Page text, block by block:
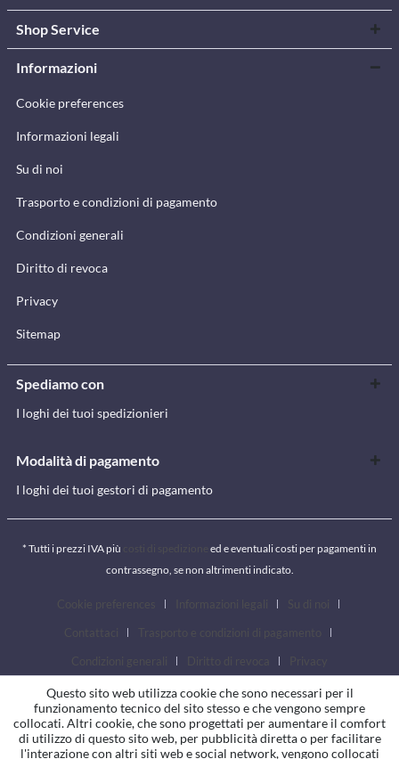
Shop Service
Informazioni
Cookie preferences
Informazioni legali
Su di noi
Trasporto e condizioni di pagamento
Condizioni generali
Diritto di revoca
Privacy
Sitemap
Spediamo con
I loghi dei tuoi spedizionieri
Modalità di pagamento
I loghi dei tuoi gestori di pagamento
* Tutti i prezzi IVA più
ed e eventuali costi per pagamenti in
contrassegno, se non altrimenti indicato.
Questo sito web utilizza cookie che sono necessari per il
funzionamento tecnico del sito stesso e che vengono sempre
collocati. Altri cookie, che sono progettati per aumentare il comfort
di utilizzo di questo sito web, per pubblicità diretta o per facilitare
l'interazione con altri siti web e social network, vengono collocati